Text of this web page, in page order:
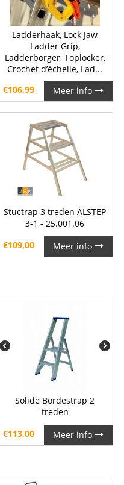
Ladderhaak, Lock Jaw
Ladder Grip,
Ladderborger, Toplocker,
Crochet d’échelle, Lad...
€106,99 Meer info
Stuctrap 3 treden ALSTEP
3-1 - 25.001.06
€109,00 Meer info
Solide Bordestrap 2
treden
€113,00 Meer info